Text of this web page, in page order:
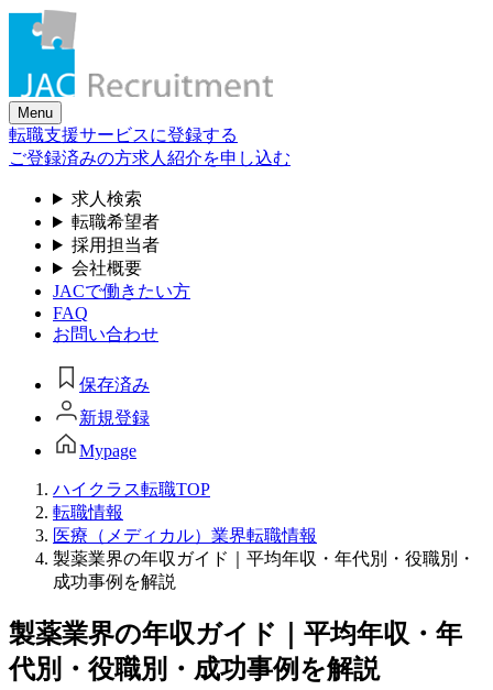
Skip
content
Menu
転職支援サービスに登録する
ご登録済みの方求人紹介を申し込む
求人検索
転職希望者
採用担当者
会社概要
JACで働きたい方
FAQ
お問い合わせ
保存済み
新規登録
Mypage
ハイクラス転職TOP
転職情報
医療（メディカル）業界転職情報
製薬業界の年収ガイド｜平均年収・年代別・役職別・
成功事例を解説
製薬業界の年収ガイド｜平均年収・年
代別・役職別・成功事例を解説